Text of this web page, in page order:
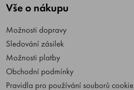
Vše o nákupu
Možnosti dopravy
Sledování zásilek
Možnosti platby
Obchodní podmínky
Pravidla pro používání souborů cookie